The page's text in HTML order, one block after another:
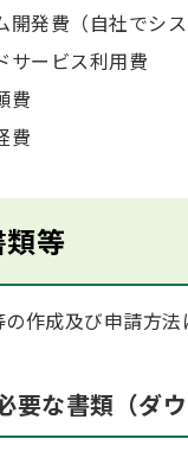
開発費（自社でシ
サービス利用費
費
費
等
作成及び申請方
要な書類（ダウ